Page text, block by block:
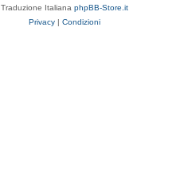
Traduzione Italiana phpBB-Store.it
Privacy | Condizioni